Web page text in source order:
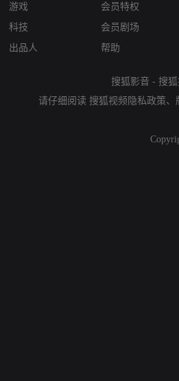
游戏
科技
出品人
会员特权
会员剧场
帮助
搜狐影音 - 搜
请仔细阅读 搜狐视频隐私政策、